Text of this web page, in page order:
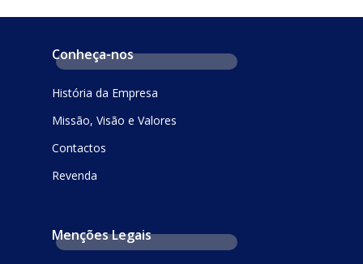
Conheça-nos
História da Empresa
Missão, Visão e Valores
Contactos
Revenda
Menções Legais